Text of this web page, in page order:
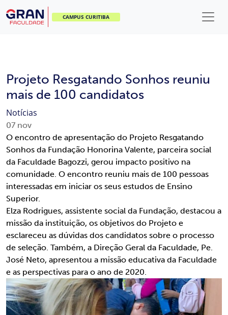
CAMPUS CURITIBA
Projeto Resgatando Sonhos reuniu
mais de 100 candidatos
Notícias
07 nov
O encontro de apresentação do Projeto Resgatando
Sonhos da Fundação Honorina Valente, parceira social
da Faculdade Bagozzi, gerou impacto positivo na
comunidade. O encontro reuniu mais de 100 pessoas
interessadas em iniciar os seus estudos de Ensino
Superior.
Elza Rodrigues, assistente social da Fundação, destacou a
missão da instituição, os objetivos do Projeto e
esclareceu as dúvidas dos candidatos sobre o processo
de seleção. Também, a Direção Geral da Faculdade, Pe.
José Neto, apresentou a missão educativa da Faculdade
e as perspectivas para o ano de 2020.